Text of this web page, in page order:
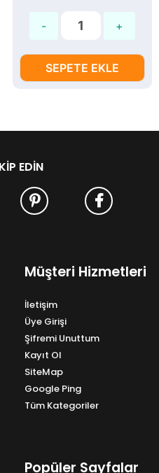
SEPETE EKLE
EDIN
Müşteri Hizmetleri
İletişim
Üye Girişi
Şifremi Unuttum
Kayıt Ol
SiteMap
Google Ping
Tüm Kategoriler
Popüler Sayfalar